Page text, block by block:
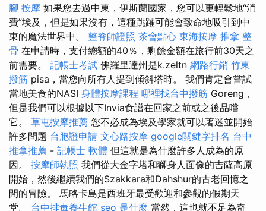
腳 按摩 如果您去過中東，伊斯蘭國家，您可以更輕鬆地“消
費”埃及，但是如果沒有，這種跳躍可能會致命地吸引到中
東的魔法世界中。 整脊師證照 茶會點心 東海按摩 推拿 整
骨 在申請時，支付總額的40％，剩餘金額在旅行前30天之
前需要。 記帳士考試 佛羅里達州是k.zeltn 網路行銷 竹東
撥筋 pisa，當您向所有人提到傾斜塔時。 我們肯定會嘗試
當地美食的NASI 身體按摩課程 哪裡找台中撥筋 Goreng，
但是我們可以根據以下Invia食譜在回家之前或之後品嚐
它。 草屯按摩推薦 您不必成為埃及學家就可以著迷並開始
許多問題 台胞證申請 文心路按摩 google關鍵字排名 台中
推拿推薦 - 記帳士 軟體 但這就是為什麼許多人成為的原
因。 按摩師執照 我們從大金字塔和獅身人面像的吉薩高原
開始，然後繼續我們的Szakkara和Dahshur的古老回憶之
間的冒險。 馬略卡島是西班牙最受歡迎和參觀的假期天
堂。 台中排毒養生館 seo 是什麼 當然，這也就不足為奇